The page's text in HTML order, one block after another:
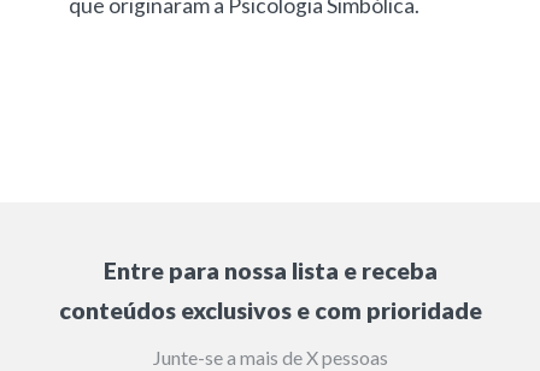
que originaram a Psicologia Simbólica.
Entre para nossa lista e receba
conteúdos exclusivos e com prioridade
Junte-se a mais de X pessoas